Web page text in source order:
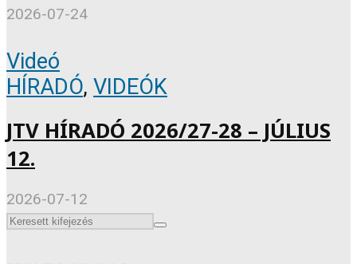
2026-07-24
Videó
HÍRADÓ, VIDEÓK
JTV HÍRADÓ 2026/27-28 – JÚLIUS
12.
2026-07-12